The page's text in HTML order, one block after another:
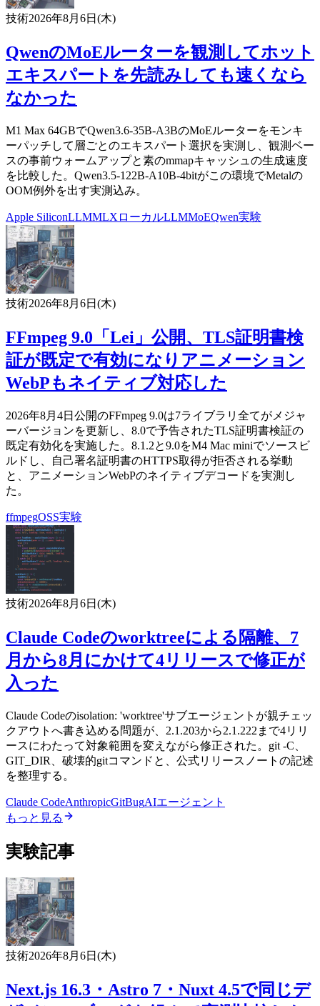
技術2026年8月6日(木)
QwenのMoEルーターを観測してホット
エキスパートを先読みしても速くなら
なかった
M1 Max 64GBでQwen3.6-35B-A3BのMoEルーターをモンキ
ーパッチして層ごとのエキスパート選択を実測し、観測ベー
スの事前ウォームアップと素のmmapキャッシュの生成速度
を比較した。Qwen3.5-122B-A10B-4bitがこの環境でMetalの
OOM例外を出す実測込み。
Apple SiliconLLMMLX ローカルLLMMoEQwen実験
技術2026年8月6日(木)
FFmpeg 9.0「Lei」公開、TLS証明書検
証が既定で有効になりアニメーション
WebPもネイティブ対応した
2026年8月4日公開のFFmpeg 9.0は7ライブラリ全てがメジャ
ーバージョンを更新し、8.0で予告されたTLS証明書検証の
既定有効化を実施した。8.1.2と9.0をM4 Mac miniでソースビ
ルドし、自己署名証明書のHTTPS取得が拒否される挙動
と、アニメーションWebPのネイティブデコードを実測し
た。
ffmpegOSS実験
技術2026年8月6日(木)
Claude Codeのworktreeによる隔離、7
月から8月にかけて4リリースで修正が
入った
Claude Codeのisolation: 'worktree'サブエージェントが親チェッ
クアウトへ書き込める問題が、2.1.203から2.1.222まで4リリ
ースにわたって対象範囲を変えながら修正された。git -C、
GIT_DIR、破壊的gitコマンドと、公式リリースノートの記述
を整理する。
Claude CodeAnthropicGitBugAIエージェント
もっと見る
実験記事
技術2026年8月6日(木)
Next.js 16.3・Astro 7・Nuxt 4.5で同じデ